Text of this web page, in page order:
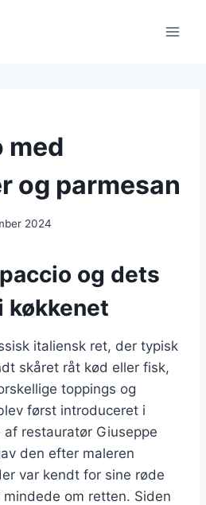
med
og parmesan
2024
og dets
køkkenet
italiensk ret, der typisk
skåret råt kød eller fisk,
toppings og
først introduceret i
af restauratør Giuseppe
den efter maleren
var kendt for sine røde
om retten. Siden